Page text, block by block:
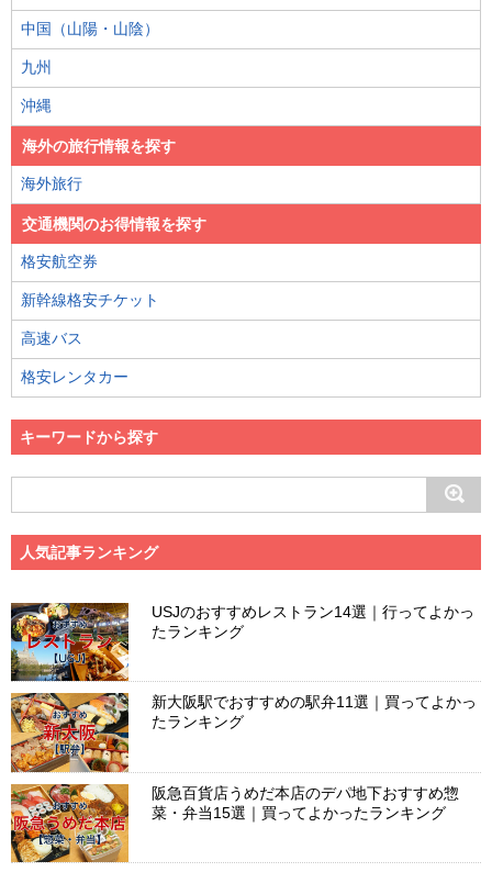
中国（山陽・山陰）
九州
沖縄
海外の旅行情報を探す
海外旅行
交通機関のお得情報を探す
格安航空券
新幹線格安チケット
高速バス
格安レンタカー
キーワードから探す
人気記事ランキング
USJのおすすめレストラン14選｜行ってよかっ
たランキング
新大阪駅でおすすめの駅弁11選｜買ってよかっ
たランキング
阪急百貨店うめだ本店のデパ地下おすすめ惣
菜・弁当15選｜買ってよかったランキング